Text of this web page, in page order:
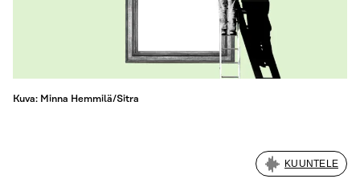
Kuva: Minna Hemmilä/Sitra
KUUNTELE